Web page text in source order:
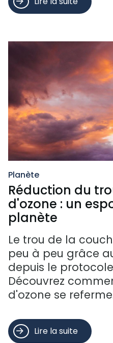
Planète
Réduction du
d'ozone : un
planète
Le trou de la
peu à peu grâce
depuis le
Découvrez
d'ozone se
Lire la suite